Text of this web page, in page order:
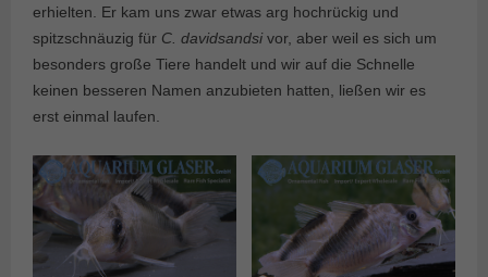
erhielten. Er kam uns zwar etwas arg hochrückig und
spitzschnäuzig für C. davidsandsivor, aber weil es sich um
besonders große Tiere handelt und wir auf die Schnelle
keinen besseren Namen anzubieten hatten, ließen wir es
erst einmal laufen.